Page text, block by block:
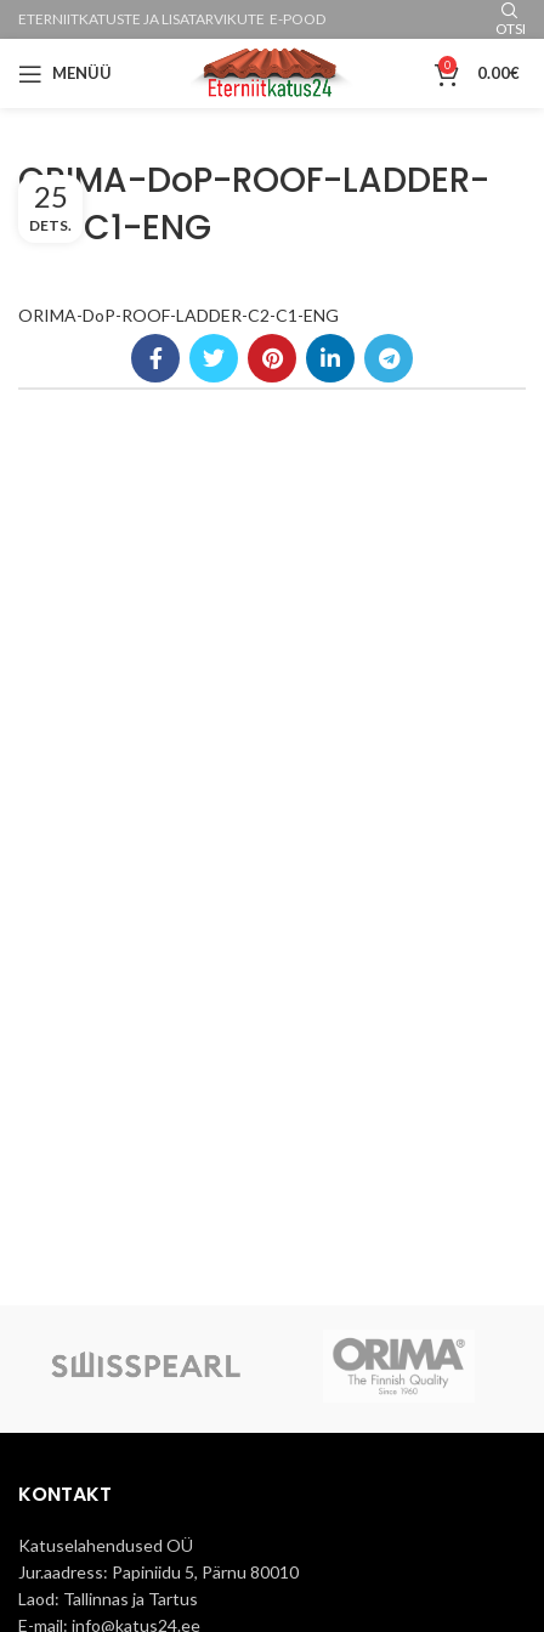
ETERNIITKATUSTE JA LISATARVIKUTE E-POOD
OTSI
MENÜÜ 0 0.00€
ORIMA-DoP-ROOF-LADDER-
C2-C1-ENG
25
DETS.
ORIMA-DoP-ROOF-LADDER-C2-C1-ENG
KONTAKT
Katuselahendused OÜ
Jur.aadress: Papiniidu 5, Pärnu 80010
Laod: Tallinnas ja Tartus
E-mail: info@katus24.ee